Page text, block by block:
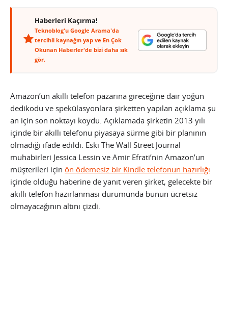
Haberleri Kaçırma!
Teknoblog'u Google Arama'da
tercihli kaynağın yap ve En Çok
Okunan Haberler'de bizi daha sık
gör.
Amazon’un akıllı telefon pazarına gireceğine dair yoğun
dedikodu ve spekülasyonlara şirketten yapılan açıklama şu
an için son noktayı koydu. Açıklamada şirketin 2013 yılı
içinde bir akıllı telefonu piyasaya sürme gibi bir planının
olmadığı ifade edildi. Eski The Wall Street Journal
muhabirleri Jessica Lessin ve Amir Efrati’nin Amazon’un
müşterileri için ön ödemesiz bir Kindle telefonun hazırlığı
içinde olduğu haberine de yanıt veren şirket, gelecekte bir
akıllı telefon hazırlanması durumunda bunun ücretsiz
olmayacağının altını çizdi.